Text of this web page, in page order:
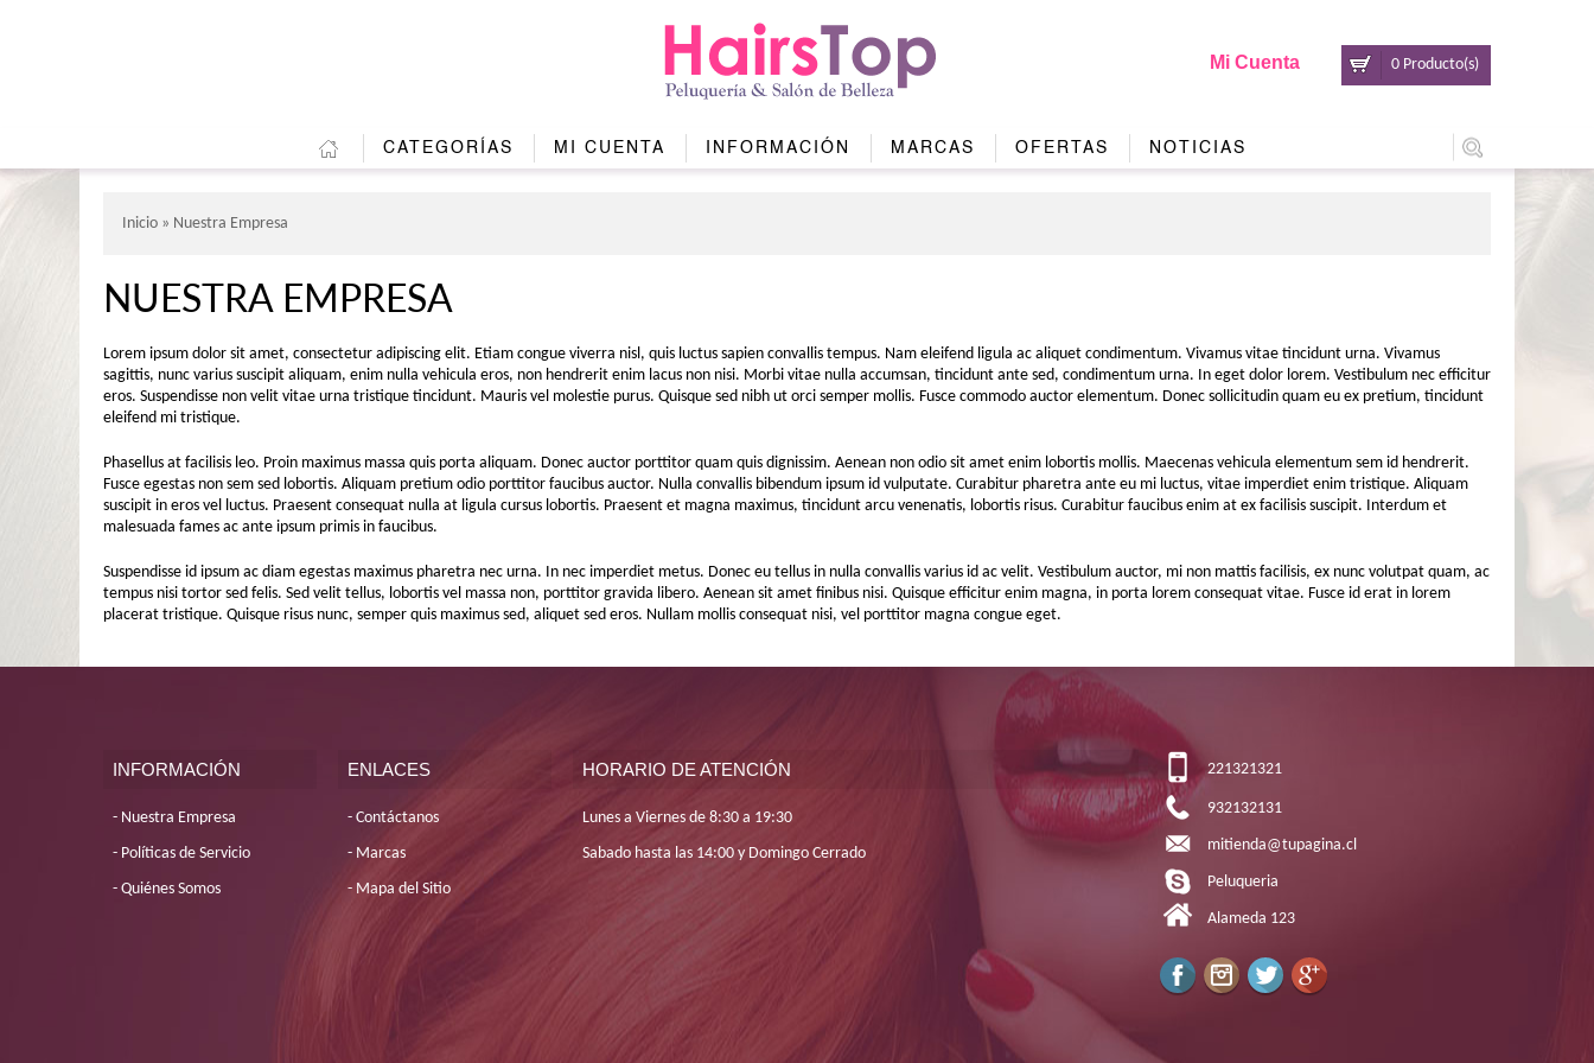
0 Producto(s)
Mi Cuenta
CATEGORÍAS MI CUENTA INFORMACIÓN MARCAS OFERTAS NOTICIAS
Inicio » Nuestra Empresa
NUESTRA EMPRESA
Lorem ipsum dolor sit amet, consectetur adipiscing elit. Etiam congue viverra nisl, quis luctus sapien convallis tempus. Nam eleifend ligula ac aliquet condimentum. Vivamus vitae tincidunt urna. Vivamus
sagittis, nunc varius suscipit aliquam, enim nulla vehicula eros, non hendrerit enim lacus non nisi. Morbi vitae nulla accumsan, tincidunt ante sed, condimentum urna. In eget dolor lorem. Vestibulum nec efficitur
eros. Suspendisse non velit vitae urna tristique tincidunt. Mauris vel molestie purus. Quisque sed nibh ut orci semper mollis. Fusce commodo auctor elementum. Donec sollicitudin quam eu ex pretium, tincidunt
eleifend mi tristique.
Phasellus at facilisis leo. Proin maximus massa quis porta aliquam. Donec auctor porttitor quam quis dignissim. Aenean non odio sit amet enim lobortis mollis. Maecenas vehicula elementum sem id hendrerit.
Fusce egestas non sem sed lobortis. Aliquam pretium odio porttitor faucibus auctor. Nulla convallis bibendum ipsum id vulputate. Curabitur pharetra ante eu mi luctus, vitae imperdiet enim tristique. Aliquam
suscipit in eros vel luctus. Praesent consequat nulla at ligula cursus lobortis. Praesent et magna maximus, tincidunt arcu venenatis, lobortis risus. Curabitur faucibus enim at ex facilisis suscipit. Interdum et
malesuada fames ac ante ipsum primis in faucibus.
Suspendisse id ipsum ac diam egestas maximus pharetra nec urna. In nec imperdiet metus. Donec eu tellus in nulla convallis varius id ac velit. Vestibulum auctor, mi non mattis facilisis, ex nunc volutpat quam, ac
tempus nisi tortor sed felis. Sed velit tellus, lobortis vel massa non, porttitor gravida libero. Aenean sit amet finibus nisi. Quisque efficitur enim magna, in porta lorem consequat vitae. Fusce id erat in lorem
placerat tristique. Quisque risus nunc, semper quis maximus sed, aliquet sed eros. Nullam mollis consequat nisi, vel porttitor magna congue eget.
INFORMACIÓN
Nuestra Empresa
Políticas de Servicio
Quiénes Somos
ENLACES
Contáctanos
Marcas
Mapa del Sitio
HORARIO DE ATENCIÓN
Lunes a Viernes de 8:30 a 19:30
Sabado hasta las 14:00 y Domingo Cerrado
221321321
932132131
mitienda@tupagina.cl
Peluqueria
Alameda 123